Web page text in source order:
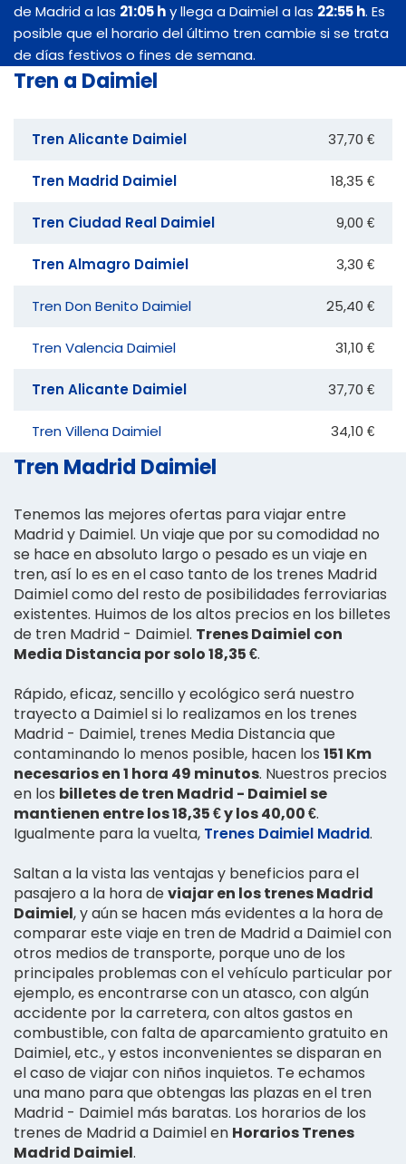
de Madrid a las 21:05 hy llega a Daimiel a las 22:55 h. Es
posible que el horario del último tren cambie si se trata
de días festivos o fines de semana.
Tren a Daimiel
Tren Alicante Daimiel 37,70 €
Tren Madrid Daimiel 18,35 €
Tren Ciudad Real Daimiel 9,00 €
Tren Almagro Daimiel 3,30 €
Tren Don Benito Daimiel 25,40 €
Tren Valencia Daimiel 31,10 €
Tren Alicante Daimiel 37,70 €
Tren Villena Daimiel 34,10 €
Tren Madrid Daimiel
Tenemos las mejores ofertas para viajar entre
Madrid y Daimiel. Un viaje que por su comodidad no
se hace en absoluto largo o pesado es un viaje en
tren, así lo es en el caso tanto de los trenes Madrid
Daimiel como del resto de posibilidades ferroviarias
existentes. Huimos de los altos precios en los billetes
de tren Madrid - Daimiel. Trenes Daimiel con
Media Distancia por solo 18,35 €.
Rápido, eficaz, sencillo y ecológico será nuestro
trayecto a Daimiel si lo realizamos en los trenes
Madrid - Daimiel, trenes Media Distancia que
contaminando lo menos posible, hacen los 151 Km
necesarios en 1 hora 49 minutos. Nuestros precios
en los billetes de tren Madrid - Daimiel se
mantienen entre los 18,35 € y los 40,00 €.
Igualmente para la vuelta, Trenes Daimiel Madrid.
Saltan a la vista las ventajas y beneficios para el
pasajero a la hora deviajar en los trenes Madrid
Daimiel, y aún se hacen más evidentes a la hora de
comparar este viaje en tren de Madrid a Daimiel con
otros medios de transporte, porque uno de los
principales problemas con el vehículo particular por
ejemplo, es encontrarse con un atasco, con algún
accidente por la carretera, con altos gastos en
combustible, con falta de aparcamiento gratuito en
Daimiel, etc., y estos inconvenientes se disparan en
el caso de viajar con niños inquietos. Te echamos
una mano para que obtengas las plazas en el tren
Madrid - Daimiel más baratas. Los horarios de los
trenes de Madrid a Daimiel en Horarios Trenes
Madrid Daimiel.